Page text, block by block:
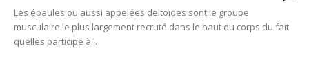
Les épaules ou aussi appelées deltoïdes sont le groupe
musculaire le plus largement recruté dans le haut du corps du fait
quelles participe à...